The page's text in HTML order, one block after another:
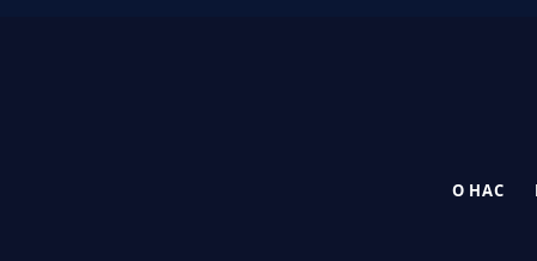
О НАС